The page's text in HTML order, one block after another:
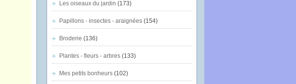
Les oiseaux du jardin (173)
Papillons - insectes - araignées(154)
Broderie (136)
Plantes - fleurs - arbres(133)
Mes petits bonheurs(102)